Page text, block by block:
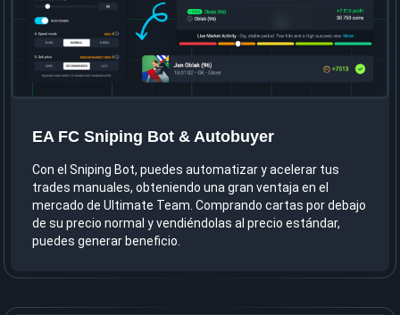
EA FC Sniping Bot & Autobuyer
Con el Sniping Bot, puedes automatizar y acelerar tus
trades manuales, obteniendo una gran ventaja en el
mercado de Ultimate Team. Comprando cartas por debajo
de su precio normal y vendiéndolas al precio estándar,
puedes generar beneficio.